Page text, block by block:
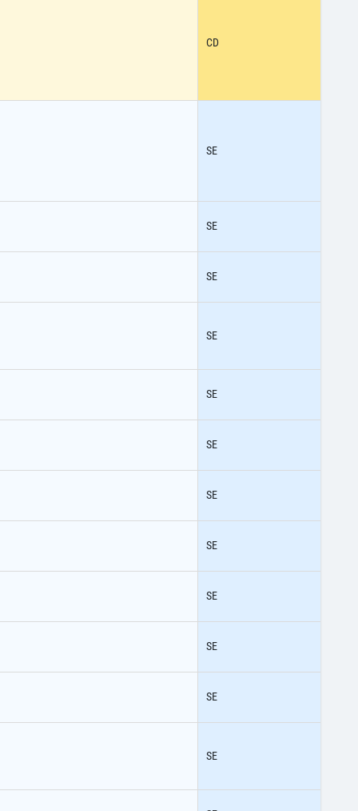
CD
SE
SE
SE
SE
SE
SE
SE
SE
SE
SE
SE
SE